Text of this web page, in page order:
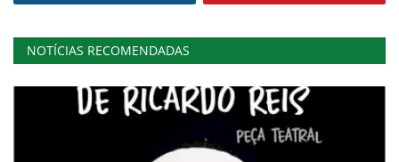
NOTÍCIAS RECOMENDADAS